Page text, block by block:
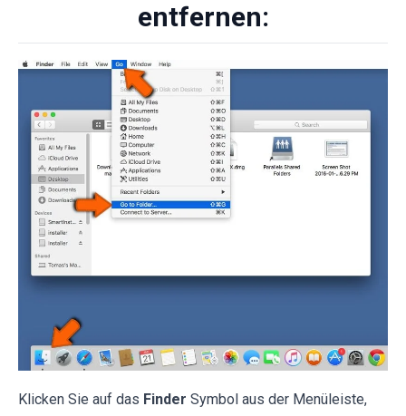
entfernen:
Klicken Sie auf das Finder Symbol aus der Menüleiste,